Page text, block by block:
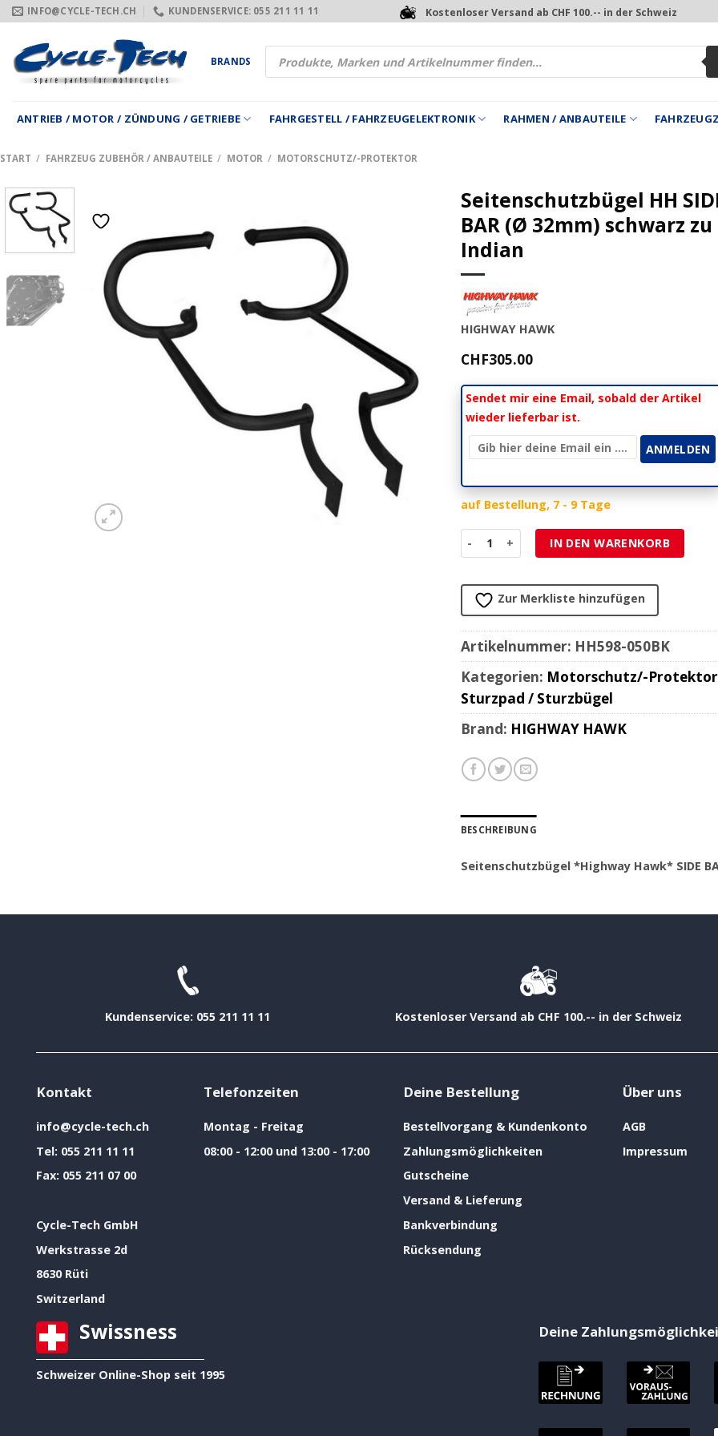
Zum
Inhalt
springen
INFO@CYCLE-TECH.CH KUNDENSERVICE: 055 211 11 11 Kostenloser Versand ab CHF 100.-- in der Schweiz
BRANDS
Products
search
ANTRIEB / MOTOR / ZÜNDUNG / GETRIEBE FAHRGESTELL / FAHRZEUGELEKTRONIK RAHMEN / ANBAUTEILE
START / FAHRZEUG ZUBEHÖR / ANBAUTEILE / MOTOR / MOTORSCHUTZ/-PROTEKTOR
Seitenschutzbügel HH
BAR (Ø 32mm) schwarz zu
Indian
HIGHWAY HAWK
CHF305.00
Sendet mir eine Email, sobald der Artikel
wieder lieferbar ist.
auf Bestellung, 7 - 9 Tage
Seitenschutzbügel HH SIDE BAR (Ø 32mm)
IN DEN WARENKORB
Zur Merkliste hinzufügen
Artikelnummer: HH598-050BK
Kategorien: Motorschutz/-Protektor
Sturzpad / Sturzbügel
Brand: HIGHWAY HAWK
BESCHREIBUNG
Seitenschutzbügel *Highway Hawk* SIDE
Kundenservice: 055 211 11 11 Kostenloser Versand ab CHF 100.-- in der Schweiz
Kontakt
info@cycle-tech.ch
Tel: 055 211 11 11
Fax: 055 211 07 00
Cycle-Tech GmbH
Werkstrasse 2d
8630 Rüti
Switzerland
Telefonzeiten
Montag - Freitag
08:00 - 12:00 und 13:00 - 17:00
Deine Bestellung
Bestellvorgang & Kundenkonto
Zahlungsmöglichkeiten
Gutscheine
Versand & Lieferung
Bankverbindung
Rücksendung
Über uns
AGB
Impressum
Swissness
Schweizer Online-Shop seit 1995
Deine